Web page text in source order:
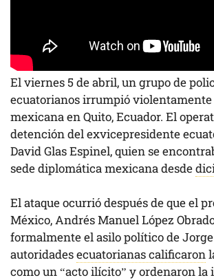
El viernes 5 de abril, un grupo de
ecuatorianos irrumpió violentamente
mexicana en Quito, Ecuador. El
detención del exvicepresidente
David Glas Espinel, quien se
sede diplomática mexicana desde
El ataque ocurrió después de que el
México, Andrés Manuel López
formalmente el asilo político de Jorge
autoridadesecuatorianas calificaron
como un “acto ilícito” y ordenaron la